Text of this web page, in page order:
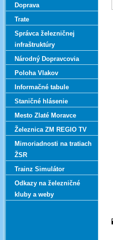
Doprava
Trate
Správca železničnej
infraštruktúry
Národný Dopravcovia
Poloha Vlakov
Informačné tabule
Staničné hlásenie
Mesto Zlaté Moravce
Železnica ZM REGIO TV
Mimoriadnosti na tratiach
ŽSR
Trainz Simulátor
Odkazy na železničné
kluby a weby